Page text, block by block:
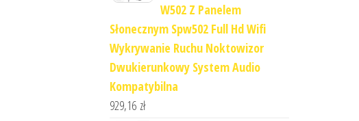
W502 Z Panelem
Słonecznym Spw502 Full Hd Wifi
Wykrywanie Ruchu Noktowizor
Dwukierunkowy System Audio
Kompatybilna
929,16 zł